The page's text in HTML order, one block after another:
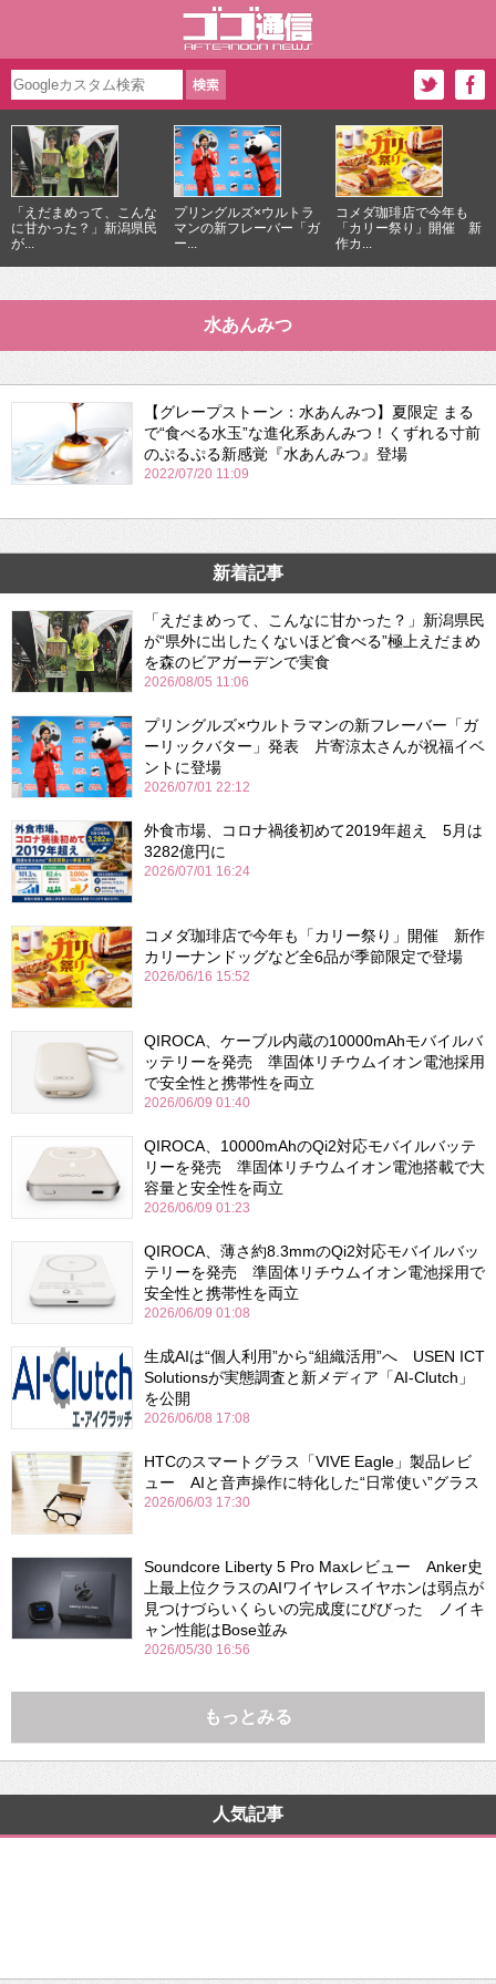
「えだまめって、こんな
に甘かった？」新潟県民
が...
プリングルズ×ウルトラ
マンの新フレーバー「ガ
ー...
コメダ珈琲店で今年も
「カリー祭り」開催 新
作カ...
水あんみつ
【グレープストーン：水あんみつ】夏限定 まる
で“食べる水玉”な進化系あんみつ！くずれる寸前
のぷるぷる新感覚『水あんみつ』登場
2022/07/20 11:09
新着記事
「えだまめって、こんなに甘かった？」新潟県民
が“県外に出したくないほど食べる”極上えだまめ
を森のビアガーデンで実食
2026/08/05 11:06
プリングルズ×ウルトラマンの新フレーバー「ガ
ーリックバター」発表 片寄涼太さんが祝福イベ
ントに登場
2026/07/01 22:12
外食市場、コロナ禍後初めて2019年超え 5月は
3282億円に
2026/07/01 16:24
コメダ珈琲店で今年も「カリー祭り」開催 新作
カリーナンドッグなど全6品が季節限定で登場
2026/06/16 15:52
QIROCA、ケーブル内蔵の10000mAhモバイルバ
ッテリーを発売 準固体リチウムイオン電池採用
で安全性と携帯性を両立
2026/06/09 01:40
QIROCA、10000mAhのQi2対応モバイルバッテ
リーを発売 準固体リチウムイオン電池搭載で大
容量と安全性を両立
2026/06/09 01:23
QIROCA、薄さ約8.3mmのQi2対応モバイルバッ
テリーを発売 準固体リチウムイオン電池採用で
安全性と携帯性を両立
2026/06/09 01:08
生成AIは“個人利用”から“組織活用”へ USEN ICT
Solutionsが実態調査と新メディア「AI-Clutch」
を公開
2026/06/08 17:08
HTCのスマートグラス「VIVE Eagle」製品レビ
ュー AIと音声操作に特化した“日常使い”グラス
2026/06/03 17:30
Soundcore Liberty 5 Pro Maxレビュー Anker史
上最上位クラスのAIワイヤレスイヤホンは弱点が
見つけづらいくらいの完成度にびびった ノイキ
ャン性能はBose並み
2026/05/30 16:56
もっとみる
人気記事